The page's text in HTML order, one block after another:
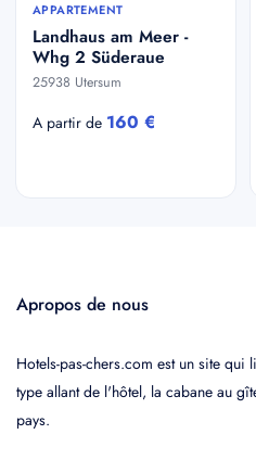
APPARTEMENT
Landhaus am Meer -
Whg 2 Süderaue
25938 Utersum
A partir de 160 €
Apropos de nous
Hotels-pas-chers.com est un site qui
type allant de l'hôtel, la cabane au
pays.